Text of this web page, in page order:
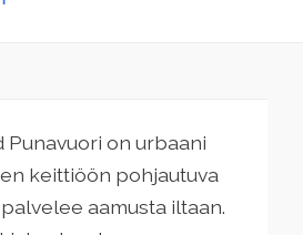
Punavuori on urbaani
keittiöön pohjautuva
aamusta iltaan.